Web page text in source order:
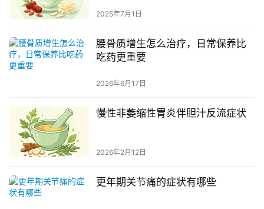
2025年7月1日
腰骨质增生怎么治疗，日常保养比
吃药更重要
2026年6月17日
慢性非萎缩性胃炎伴胆汁反流症状
2026年2月12日
更年期关节痛的症状有哪些